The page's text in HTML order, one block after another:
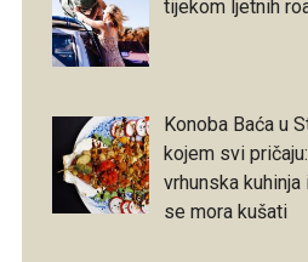
tijekom ljetnih
Konoba Baća u
kojem svi
vrhunska
se mora kušati